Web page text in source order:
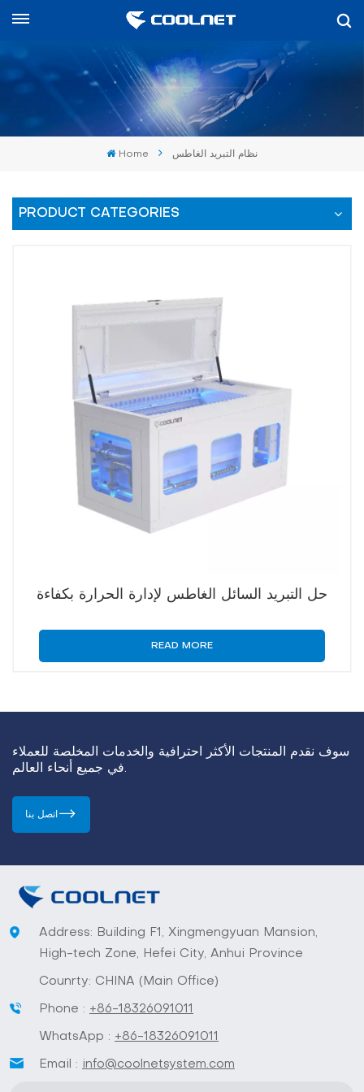
Home نظام التبريد الغاطس
PRODUCT CATEGORIES
حل التبريد السائل الغاطس لإدارة الحرارة بكفاءة
READ MORE
سوف نقدم المنتجات الأكثر احترافية والخدمات المخلصة للعملاء
في جميع أنحاء العالم.
اتصل بنا
Address: Building F1, Xingmengyuan Mansion,
High-tech Zone, Hefei City, Anhui Province
Counrty: CHINA (Main Office)
Phone : +86-18326091011
WhatsApp : +86-18326091011
Email : info@coolnetsystem.com